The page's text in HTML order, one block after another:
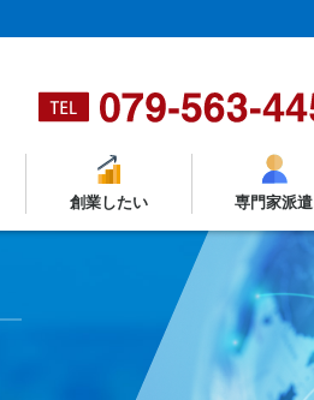
創業したい 専門家派遣